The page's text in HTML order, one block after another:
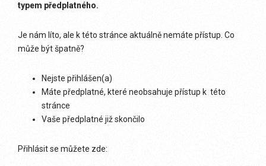
typem předplatného.
Je nám líto, ale k této stránce aktuálně nemáte přístup. Co
může být špatně?
Nejste přihlášen(a)
Máte předplatné, které neobsahuje přístup k této
stránce
Vaše předplatné již skončilo
Přihlásit se můžete zde: